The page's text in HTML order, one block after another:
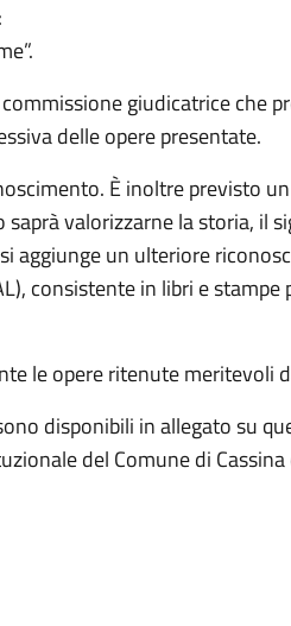
giudicatrice che
delle opere presentate.
È inoltre previsto
saprà valorizzarne la storia, il
aggiunge un ulteriore
consistente in libri e stampe
le opere ritenute meritevoli
disponibili in allegato su
del Comune di Cassina